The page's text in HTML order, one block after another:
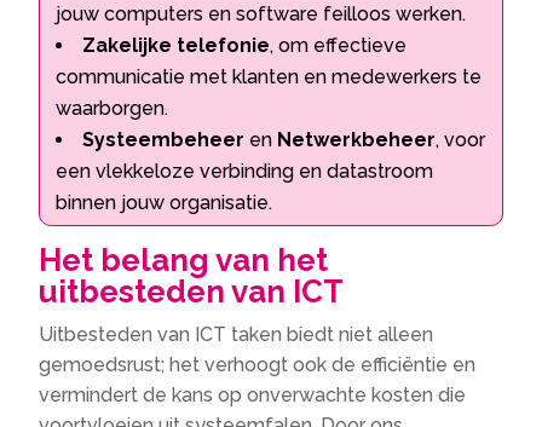
jouw computers en software feilloos werken.​
Zakelijke telefonie, om effectieve
communicatie met klanten en medewerkers te
waarborgen.​
Systeembeheer en Netwerkbeheer, voor
een vlekkeloze verbinding en datastroom
binnen jouw organisatie.​
Het belang van het
uitbesteden van ICT
Uitbesteden van ICT taken biedt niet alleen
gemoedsrust; het verhoogt ook de efficiëntie en
vermindert de kans op onverwachte kosten die